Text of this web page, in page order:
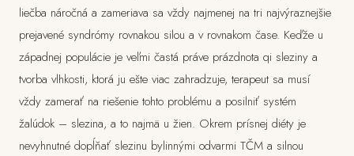
liečba náročná a zameriava sa vždy najmenej na tri najvýraznejšie
prejavené syndrómy rovnakou silou a v rovnakom čase. Keďže u
západnej populácie je veľmi častá práve prázdnota qi sleziny a
tvorba vlhkosti, ktorá ju ešte viac zahradzuje, terapeut sa musí
vždy zamerať na riešenie tohto problému a posilniť systém
žalúdok – slezina, a to najmä u žien. Okrem prísnej diéty je
nevyhnutné dopĺňať slezinu bylinnými odvarmi TČM a silnou